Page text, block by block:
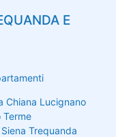
E
Chiana Lucignano
Terme
Trequanda